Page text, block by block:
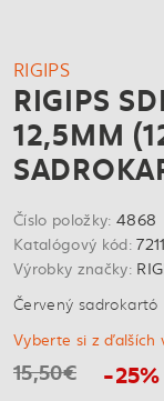
RIGIPS
RIGIPS
12,5MM
Číslo položky: 4868
Katalógový kód:
Výrobky značky:
Červený sadrokartó
Vyberte si z ďalších
15,50€ -25%